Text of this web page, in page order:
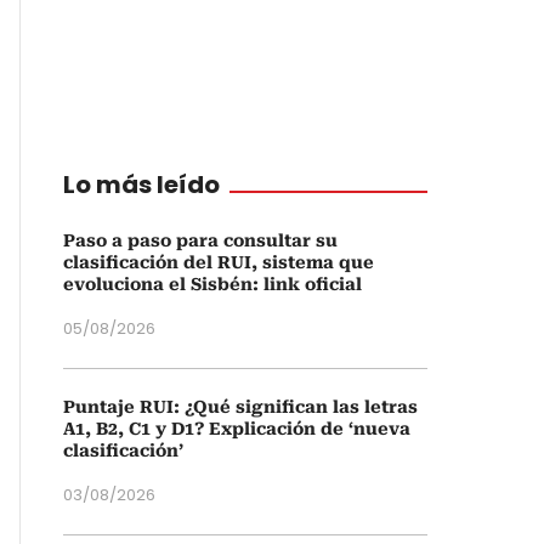
Lo más leído
Paso a paso para consultar su
clasificación del RUI, sistema que
evoluciona el Sisbén: link oficial
05/08/2026
Puntaje RUI: ¿Qué significan las letras
A1, B2, C1 y D1? Explicación de ‘nueva
clasificación’
03/08/2026